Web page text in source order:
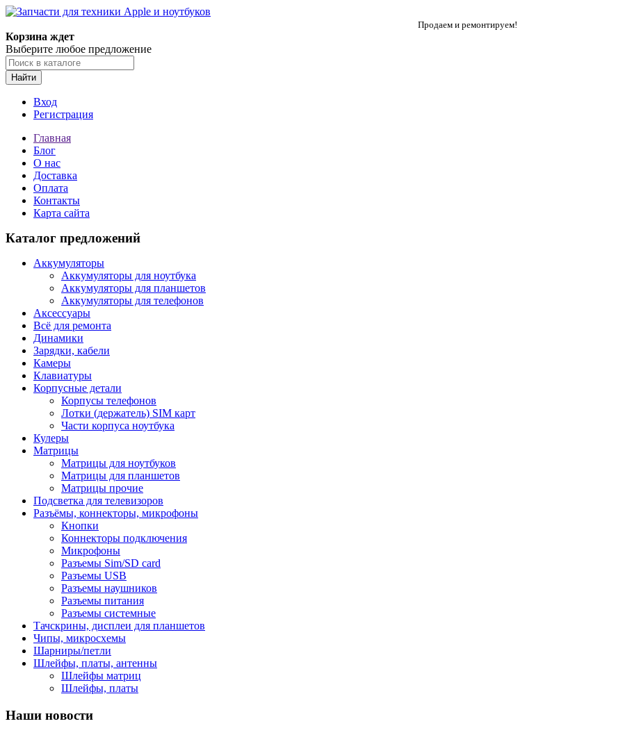
Продаем и ремонтируем!
Корзина ждет
Выберите любое предложение
Найти
Вход
Регистрация
Главная
Блог
О нас
Доставка
Оплата
Контакты
Карта сайта
Каталог предложений
Аккумуляторы
Аккумуляторы для ноутбука
Аккумуляторы для планшетов
Аккумуляторы для телефонов
Аксессуары
Всё для ремонта
Динамики
Зарядки, кабели
Камеры
Клавиатуры
Корпусные детали
Корпусы телефонов
Лотки (держатель) SIM карт
Части корпуса ноутбука
Кулеры
Матрицы
Матрицы для ноутбуков
Матрицы для планшетов
Матрицы прочие
Подсветка для телевизоров
Разъёмы, коннекторы, микрофоны
Кнопки
Коннекторы подключения
Микрофоны
Разъемы Sim/SD card
Разъемы USB
Разъемы наушников
Разъемы питания
Разъемы системные
Тачскрины, дисплеи для планшетов
Чипы, микросхемы
Шарниры/петли
Шлейфы, платы, антенны
Шлейфы матриц
Шлейфы, платы
Наши новости